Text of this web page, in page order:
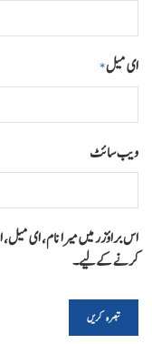
ای میل*
ویب‌ سائٹ
اس براؤزر میں میرا نام، ای
کرنے کےلیے۔